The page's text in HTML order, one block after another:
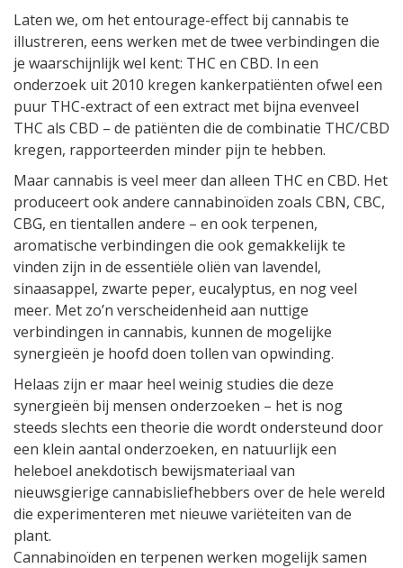
Laten we, om het entourage-effect bij cannabis te
illustreren, eens werken met de twee verbindingen die
je waarschijnlijk wel kent: THC en CBD. In een
onderzoek uit 2010 kregen kankerpatiënten ofwel een
puur THC-extract of een extract met bijna evenveel
THC als CBD – de patiënten die de combinatie THC/CBD
kregen, rapporteerden minder pijn te hebben.
Maar cannabis is veel meer dan alleen THC en CBD. Het
produceert ook andere cannabinoïden zoals CBN, CBC,
CBG, en tientallen andere – en ook terpenen,
aromatische verbindingen die ook gemakkelijk te
vinden zijn in de essentiële oliën van lavendel,
sinaasappel, zwarte peper, eucalyptus, en nog veel
meer. Met zo’n verscheidenheid aan nuttige
verbindingen in cannabis, kunnen de mogelijke
synergieën je hoofd doen tollen van opwinding.
Helaas zijn er maar heel weinig studies die deze
synergieën bij mensen onderzoeken – het is nog
steeds slechts een theorie die wordt ondersteund door
een klein aantal onderzoeken, en natuurlijk een
heleboel anekdotisch bewijsmateriaal van
nieuwsgierige cannabisliefhebbers over de hele wereld
die experimenteren met nieuwe variëteiten van de
plant.
Cannabinoïden en terpenen werken mogelijk samen